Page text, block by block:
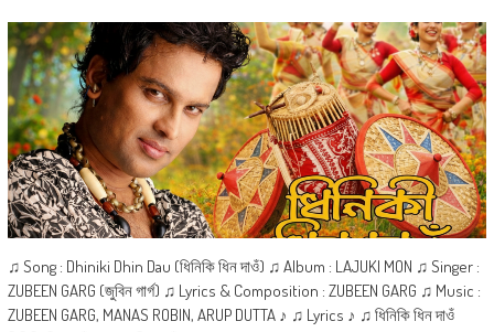
♫ Song : Dhiniki Dhin Dau (ধিনিকি ধিন দাওঁ) ♫ Album : LAJUKI MON ♫ Singer :
ZUBEEN GARG (জুবিন গাৰ্গ) ♫ Lyrics & Composition : ZUBEEN GARG ♫ Music :
ZUBEEN GARG, MANAS ROBIN, ARUP DUTTA ♪ ♫ Lyrics ♪ ♫ ধিনিকি ধিন দাওঁ